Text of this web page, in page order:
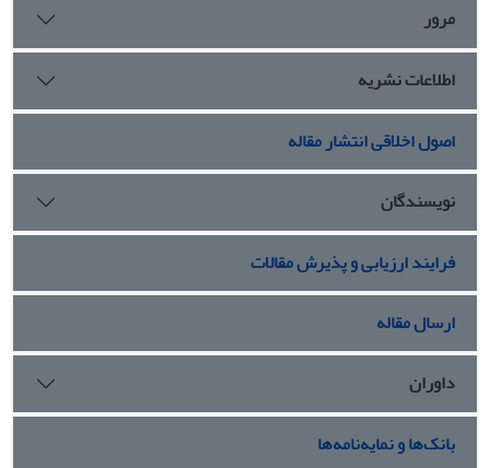
مرور
اطلاعات نشریه
اصول اخلاقی انتشار مقاله
نویسندگان
فرایند ارزیابی و پذیرش مقالات
ارسال مقاله
داوران
بانک‌ها و نمایه‌نامه‌ها